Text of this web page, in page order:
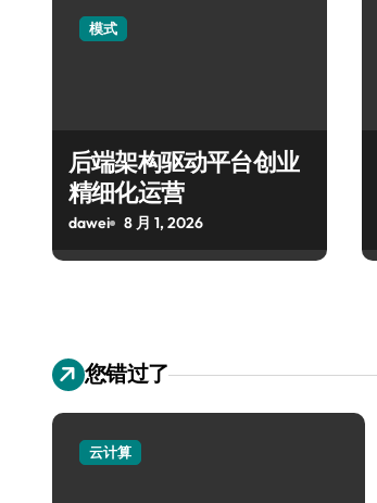
模式
后端架构驱动平台创业
精细化运营
dawei 8 月 1, 2026
您错过了
云计算